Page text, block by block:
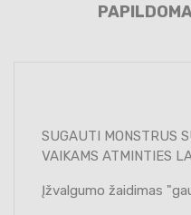
SUGAUTI MONSTRUS
VAIKAMS ATMINTIES
Įžvalgumo žaidimas